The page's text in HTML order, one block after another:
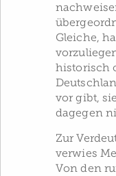
Gleiche,
historisch
vor gibt,
dagegen
Zur
verwies
Von den